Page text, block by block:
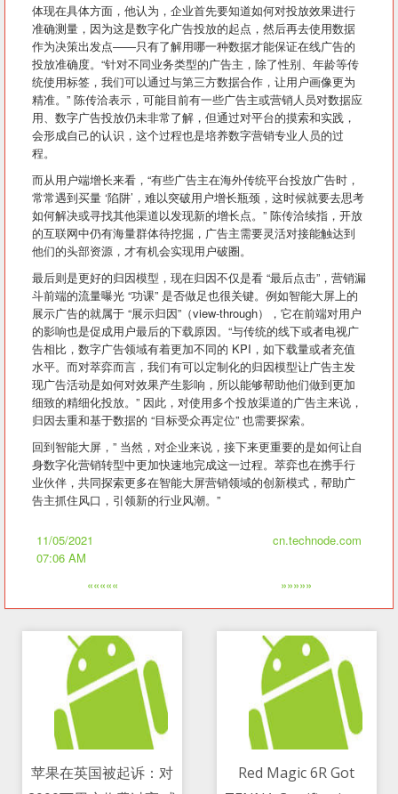
体现在具体方面，他认为，企业首先要知道如何对投放效果进行
准确测量，因为这是数字化广告投放的起点，然后再去使用数据
作为决策出发点——只有了解用哪一种数据才能保证在线广告的
投放准确度。“针对不同业务类型的广告主，除了性别、年龄等传
统使用标签，我们可以通过与第三方数据合作，让用户画像更为
精准。” 陈传洽表示，可能目前有一些广告主或营销人员对数据应
用、数字广告投放仍未非常了解，但通过对平台的摸索和实践，
会形成自己的认识，这个过程也是培养数字营销专业人员的过
程。
而从用户端增长来看，“有些广告主在海外传统平台投放广告时，
常常遇到买量 ‘陷阱’，难以突破用户增长瓶颈，这时候就要去思考
如何解决或寻找其他渠道以发现新的增长点。” 陈传洽续指，开放
的互联网中仍有海量群体待挖掘，广告主需要灵活对接能触达到
他们的头部资源，才有机会实现用户破圈。
最后则是更好的归因模型，现在归因不仅是看 “最后点击”，营销漏
斗前端的流量曝光 “功课” 是否做足也很关键。例如智能大屏上的
展示广告的就属于 “展示归因”（view-through），它在前端对用户
的影响也是促成用户最后的下载原因。“与传统的线下或者电视广
告相比，数字广告领域有着更加不同的 KPI，如下载量或者充值
水平。而对萃弈而言，我们有可以定制化的归因模型让广告主发
现广告活动是如何对效果产生影响，所以能够帮助他们做到更加
细致的精细化投放。” 因此，对使用多个投放渠道的广告主来说，
归因去重和基于数据的 “目标受众再定位” 也需要探索。
回到智能大屏，” 当然，对企业来说，接下来更重要的是如何让自
身数字化营销转型中更加快速地完成这一过程。萃弈也在携手行
业伙伴，共同探索更多在智能大屏营销领域的创新模式，帮助广
告主抓住风口，引领新的行业风潮。”
11/05/2021
07:06 AM
cn.technode.com
««««« »»»»»
苹果在英国被起诉：对
Red Magic 6R Got